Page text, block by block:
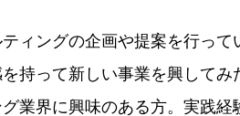
ィングの企画や提案を行って
持って新しい事業を興して
業界に興味のある方。実践